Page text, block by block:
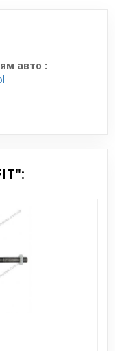
авто :